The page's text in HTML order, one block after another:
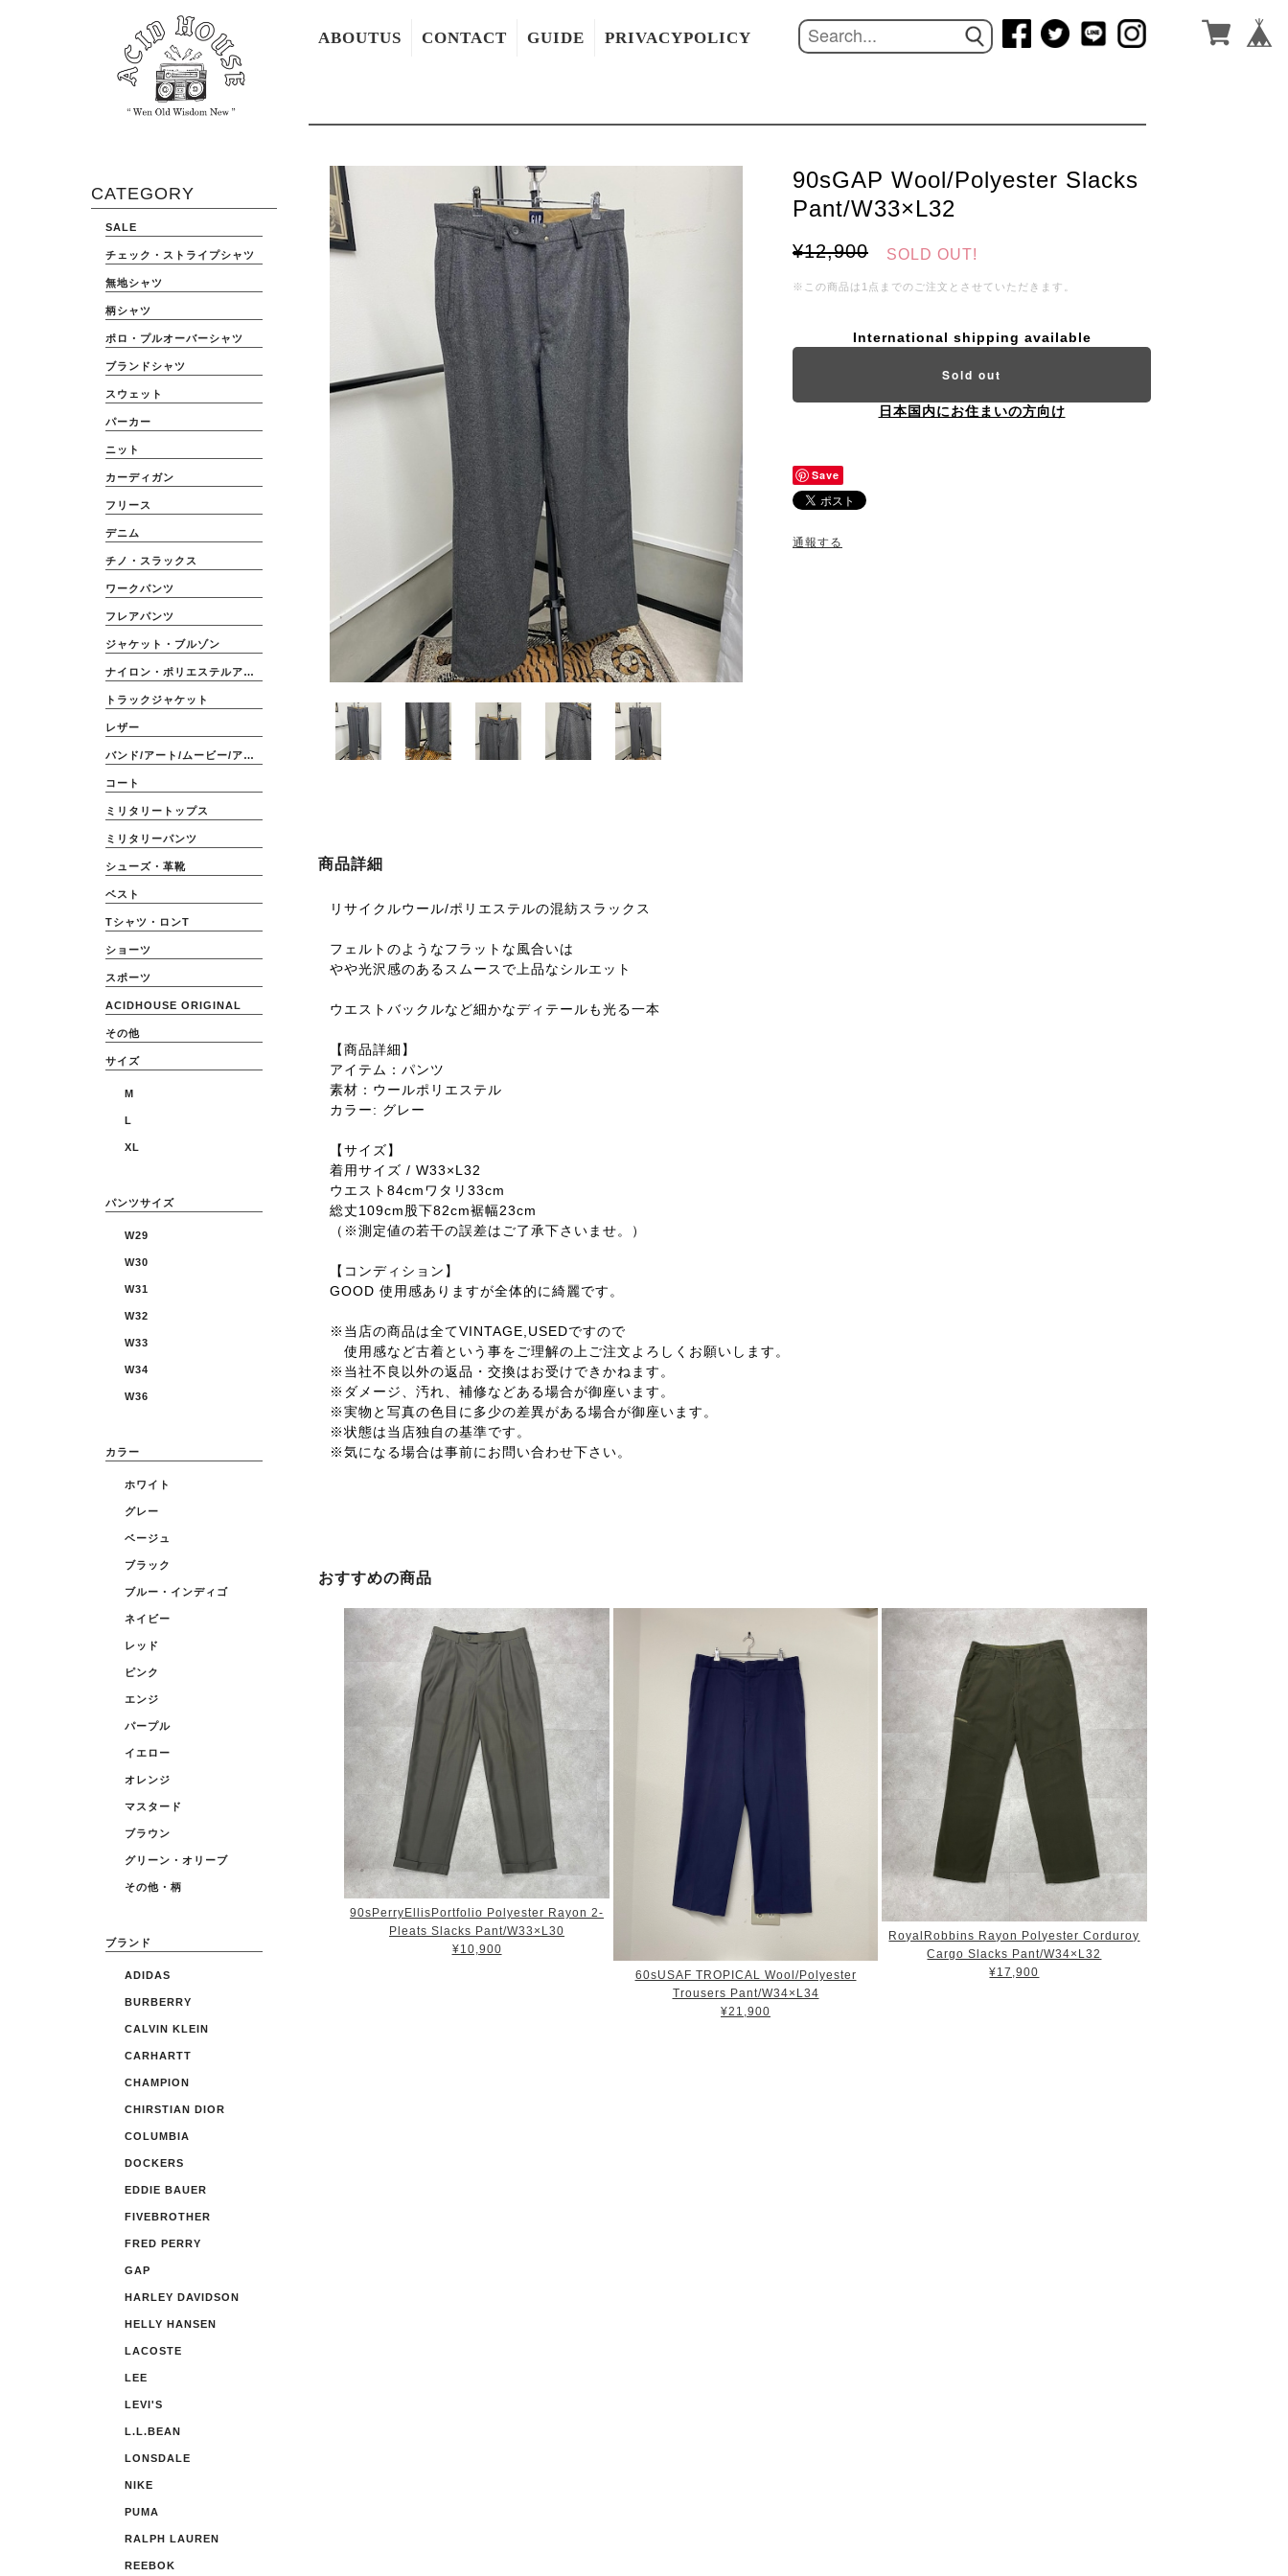
CATEGORY
SALE
チェック・ストライプシャツ
無地シャツ
柄シャツ
ポロ・プルオーバーシャツ
ブランドシャツ
スウェット
パーカー
ニット
カーディガン
フリース
デニム
チノ・スラックス
ワークパンツ
フレアパンツ
ジャケット・ブルゾン
ナイロン・ポリエステルアウター
トラックジャケット
レザー
バンド/アート/ムービー/アニメ
コート
ミリタリートップス
ミリタリーパンツ
シューズ・革靴
ベスト
Tシャツ・ロンT
ショーツ
スポーツ
ACIDHOUSE ORIGINAL
その他
サイズ
M
L
XL
パンツサイズ
W29
W30
W31
W32
W33
W34
W36
カラー
ホワイト
グレー
ベージュ
ブラック
ブルー・インディゴ
ネイビー
レッド
ピンク
エンジ
パープル
イエロー
オレンジ
マスタード
ブラウン
グリーン・オリーブ
その他・柄
ブランド
ADIDAS
BURBERRY
CALVIN KLEIN
CARHARTT
CHAMPION
CHIRSTIAN DIOR
COLUMBIA
DOCKERS
EDDIE BAUER
FIVEBROTHER
FRED PERRY
GAP
HARLEY DAVIDSON
HELLY HANSEN
LACOSTE
LEE
LEVI'S
L.L.BEAN
LONSDALE
NIKE
PUMA
RALPH LAUREN
REEBOK
ABOUTUS CONTACT GUIDE PRIVACYPOLICY
90sGAP Wool/Polyester Slacks
Pant/W33×L32
¥12,900 SOLD OUT!
※この商品は1点までのご注文とさせていただきます。
International shipping available
Sold out
日本国内にお住まいの方向け
Save
通報する
商品詳細
リサイクルウール/ポリエステルの混紡スラックス
フェルトのようなフラットな風合いは
やや光沢感のあるスムースで上品なシルエット
ウエストバックルなど細かなディテールも光る一本
【商品詳細】
アイテム：パンツ
素材：ウールポリエステル
カラー: グレー
【サイズ】
着用サイズ / W33×L32
ウエスト84cmワタリ33cm
総丈109cm股下82cm裾幅23cm
（※測定値の若干の誤差はご了承下さいませ。）
【コンディション】
GOOD 使用感ありますが全体的に綺麗です。
※当店の商品は全てVINTAGE,USEDですので
使用感など古着という事をご理解の上ご注文よろしくお願いします。
※当社不良以外の返品・交換はお受けできかねます。
※ダメージ、汚れ、補修などある場合が御座います。
※実物と写真の色目に多少の差異がある場合が御座います。
※状態は当店独自の基準です。
※気になる場合は事前にお問い合わせ下さい。
おすすめの商品
90sPerryEllisPortfolio Polyester Rayon 2-
Pleats Slacks Pant/W33×L30
¥10,900
60sUSAF TROPICAL Wool/Polyester
Trousers Pant/W34×L34
¥21,900
RoyalRobbins Rayon Polyester Corduroy
Cargo Slacks Pant/W34×L32
¥17,900